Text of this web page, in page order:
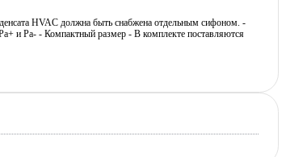
HVAC должна быть снабжена отдельным сифоном. -
и Ра- - Компактный размер - В комплекте поставляются